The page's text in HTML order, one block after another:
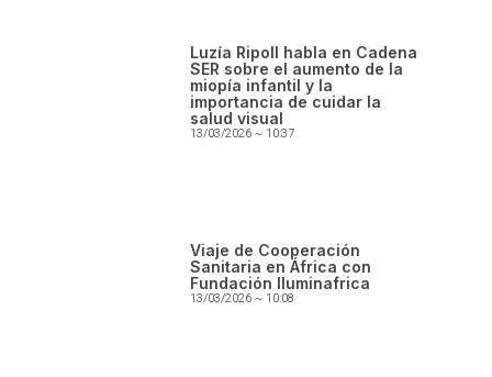
Luzía Ripoll habla en Cadena
SER sobre el aumento de la
miopía infantil y la
importancia de cuidar la
salud visual
13/03/2026 10:37
Viaje de Cooperación
Sanitaria en África con
Fundación Iluminafrica
13/03/2026 10:08